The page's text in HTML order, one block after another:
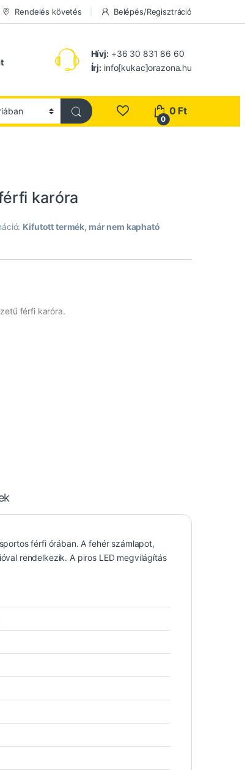
Rendelés követés Belépés/Regisztráció
Hívj:+36 30 831 86 60
Írj: info[kukac]orazona.hu
0
0 Ft
karóra
Kifutott termék, már nem kapható
férfi karóra.
férfi órában. A fehér számlapot,
rendelkezik. A piros LED megvilágítás